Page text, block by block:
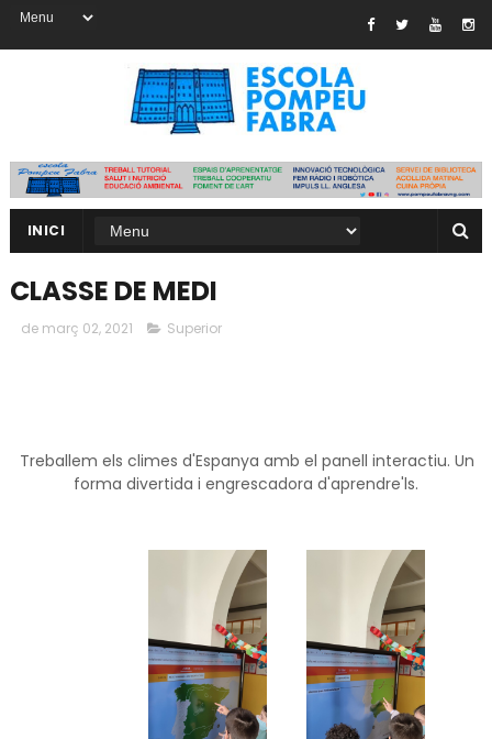
INICI
CLASSE DE MEDI
de març 02, 2021 Superior
Treballem els climes d'Espanya amb el panell interactiu. Un
forma divertida i engrescadora d'aprendre'ls.